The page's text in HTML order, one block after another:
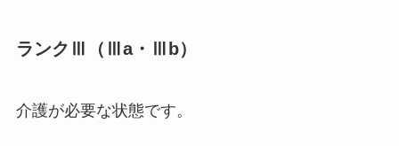
ランクⅢ（Ⅲa・Ⅲb）
介護が必要な状態です。